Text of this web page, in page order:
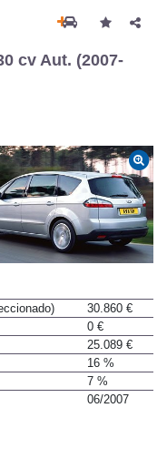
cv Aut. (2007-
30.860 €
0 €
25.089 €
16 %
7 %
06/2007